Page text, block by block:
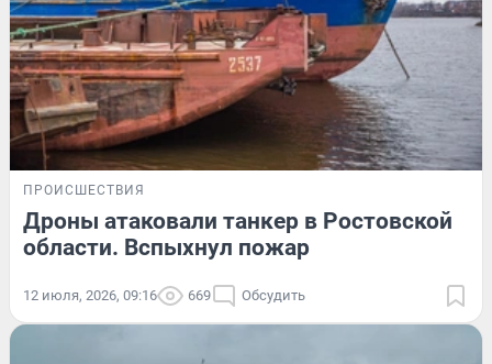
ПРОИСШЕСТВИЯ
Дроны атаковали танкер в Ростовской
области. Вспыхнул пожар
12 июля, 2026, 09:16 669 Обсудить